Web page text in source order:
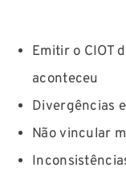
Emitir o CIOT
aconteceu
Divergências
Não vincular